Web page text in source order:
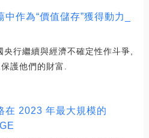
作為“價值儲存”獲得動力_
行繼續與經濟不確定性作斗爭,
護他們的財富.
在 2023 年最大規模的